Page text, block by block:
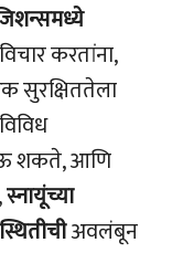
करतांना,
सुरक्षिततेला
शकते, आणि
स्नायूंच्या
अवलंबून